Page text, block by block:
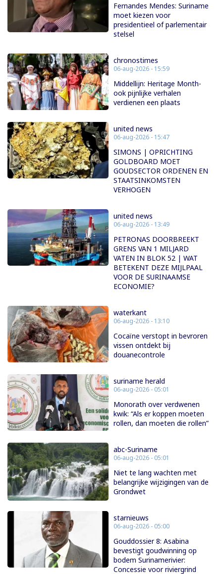
Fernandes Mendes: Suriname
moet kiezen voor
presidentieel of parlementair
stelsel
chronostimes
06-aug-2026 - 15:59
Middellijn: Heritage Month-
ook pijnlijke verhalen
verdienen een plaats
united news
06-aug-2026 - 15:47
SIMONS | OPRICHTING
GOLDBOARD MOET
GOUDSECTOR ORDENEN EN
STAATSINKOMSTEN
VERHOGEN
united news
06-aug-2026 - 13:49
PETRONAS DOORBREEKT
GRENS VAN 1 MILJARD
VATEN IN BLOK 52 | WAT
BETEKENT DEZE MIJLPAAL
VOOR DE SURINAAMSE
ECONOMIE?
waterkant
06-aug-2026 - 13:10
Cocaïne verstopt in bevroren
vissen ontdekt bij
douanecontrole
suriname herald
06-aug-2026 - 05:01
Monorath over verdwenen
kwik: “Als er koppen moeten
rollen, dan moeten die rollen”
abc-Suriname
06-aug-2026 - 05:01
Niet te lang wachten met
belangrijke wijzigingen van de
Grondwet
starnieuws
06-aug-2026 - 05:00
Gouddossier 8: Asabina
bevestigt goudwinning op
bodem Surinamerivier:
Concessie voor riviergrind